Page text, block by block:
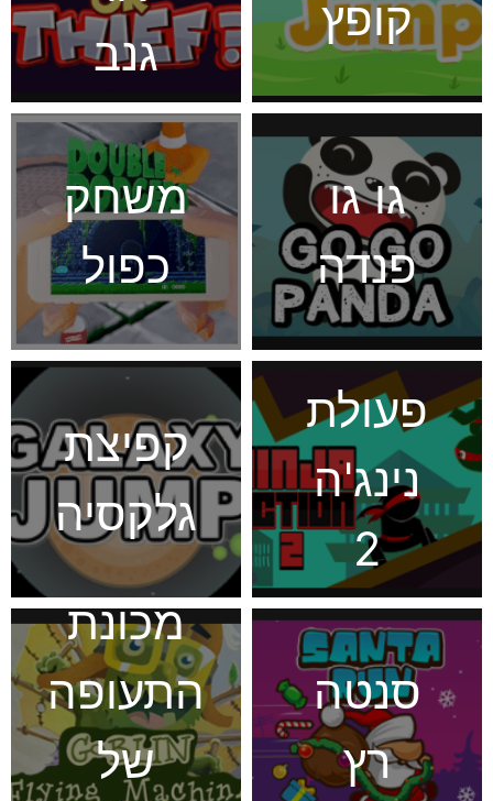
קופץ
גנב
גו גו
פנדה
משחק
כפול
פעולת
נינג'ה
2
קפיצת
גלקסיה
סנטה
רץ
מכונת
התעופה
של